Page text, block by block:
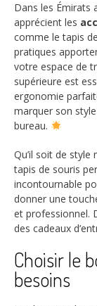
Dans les Émirats
apprécient les
comme le tapis
pratiques
votre espace de
supérieure est
ergonomie
marquer son
bureau.
Qu’il soit de
tapis de souris
incontournable
donner une
et professionnel.
des cadeaux
Choisir le
besoins